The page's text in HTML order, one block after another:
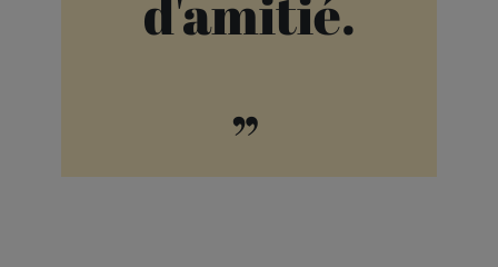
”